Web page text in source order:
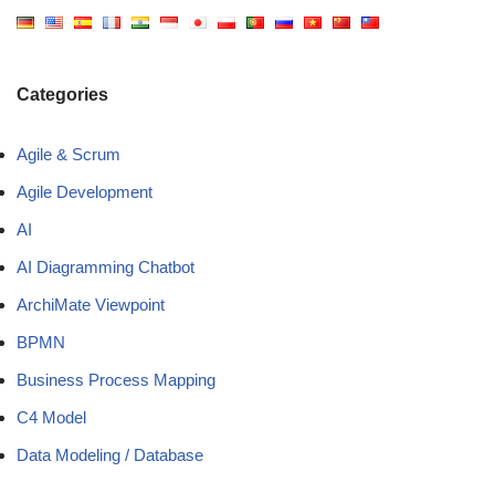
Categories
Agile & Scrum
Agile Development
AI
AI Diagramming Chatbot
ArchiMate Viewpoint
BPMN
Business Process Mapping
C4 Model
Data Modeling / Database